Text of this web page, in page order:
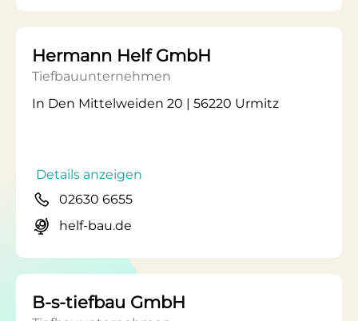
Hermann Helf GmbH
Tiefbauunternehmen
In Den Mittelweiden 20 | 56220 Urmitz
Details anzeigen
02630 6655
helf-bau.de
B-s-tiefbau GmbH